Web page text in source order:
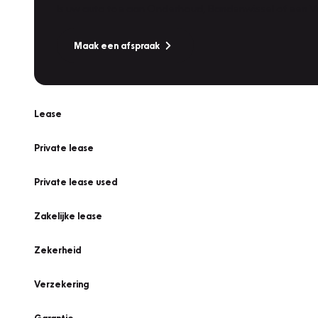
Maak een afspraak
Lease
Private lease
Private lease used
Zakelijke lease
Zekerheid
Verzekering